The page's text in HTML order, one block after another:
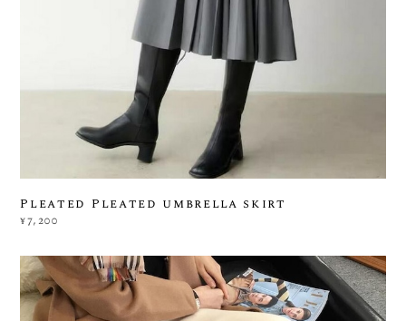
Pleated Pleated umbrella skirt
¥7,200